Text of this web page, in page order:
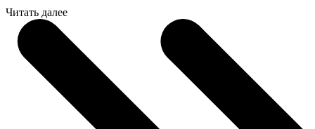
Читать далее